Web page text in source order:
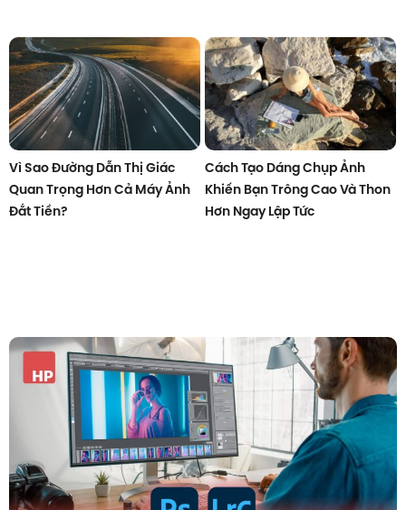
Vì Sao Đường Dẫn Thị Giác
Quan Trọng Hơn Cả Máy Ảnh
Đắt Tiền?
Cách Tạo Dáng Chụp Ảnh
Khiến Bạn Trông Cao Và Thon
Hơn Ngay Lập Tức